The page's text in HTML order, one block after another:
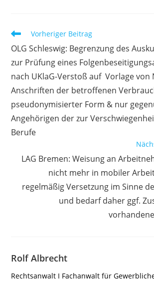
Weitere
ansehen
Vorheriger Beitrag
OLG Schleswig: Begrenzung des
zur Prüfung eines
nach UKlaG-Verstoß auf Vorlage von
Anschriften der betroffenen
pseudonymisierter Form & nur
Angehörigen der zur
Berufe
LAG Bremen: Weisung an
nicht mehr in mobiler
regelmäßig Versetzung im Sinne
und bedarf daher ggf.
Rolf Albrecht
Rechtsanwalt I Fachanwalt für